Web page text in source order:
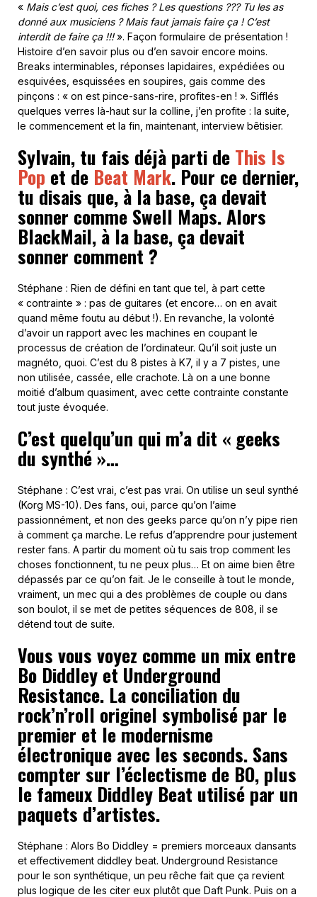
« Mais c’est quoi, ces fiches ? Les questions ??? Tu les as
donné aux musiciens ? Mais faut jamais faire ça ! C’est
interdit de faire ça !!!». Façon formulaire de présentation !
Histoire d’en savoir plus ou d’en savoir encore moins.
Breaks interminables, réponses lapidaires, expédiées ou
esquivées, esquissées en soupires, gais comme des
pinçons : « on est pince-sans-rire, profites-en ! ». Sifflés
quelques verres là-haut sur la colline, j’en profite : la suite,
le commencement et la fin, maintenant, interview bêtisier.
Sylvain, tu fais déjà parti de This Is
Pop et de Beat Mark. Pour ce dernier,
tu disais que, à la base, ça devait
sonner comme Swell Maps. Alors
BlackMail, à la base, ça devait
sonner comment ?
Stéphane : Rien de défini en tant que tel, à part cette
« contrainte » : pas de guitares (et encore… on en avait
quand même foutu au début !). En revanche, la volonté
d’avoir un rapport avec les machines en coupant le
processus de création de l’ordinateur. Qu’il soit juste un
magnéto, quoi. C’est du 8 pistes à K7, il y a 7 pistes, une
non utilisée, cassée, elle crachote. Là on a une bonne
moitié d’album quasiment, avec cette contrainte constante
tout juste évoquée.
C’est quelqu’un qui m’a dit « geeks
du synthé »…
Stéphane : C’est vrai, c’est pas vrai. On utilise un seul synthé
(Korg MS-10). Des fans, oui, parce qu’on l’aime
passionnément, et non des geeks parce qu’on n’y pipe rien
à comment ça marche. Le refus d’apprendre pour justement
rester fans. A partir du moment où tu sais trop comment les
choses fonctionnent, tu ne peux plus… Et on aime bien être
dépassés par ce qu’on fait. Je le conseille à tout le monde,
vraiment, un mec qui a des problèmes de couple ou dans
son boulot, il se met de petites séquences de 808, il se
détend tout de suite.
Vous vous voyez comme un mix entre
Bo Diddley et Underground
Resistance. La conciliation du
rock’n’roll originel symbolisé par le
premier et le modernisme
électronique avec les seconds. Sans
compter sur l’éclectisme de BO, plus
le fameux Diddley Beat utilisé par un
paquets d’artistes.
Stéphane : Alors Bo Diddley = premiers morceaux dansants
et effectivement diddley beat. Underground Resistance
pour le son synthétique, un peu rêche fait que ça revient
plus logique de les citer eux plutôt que Daft Punk. Puis on a